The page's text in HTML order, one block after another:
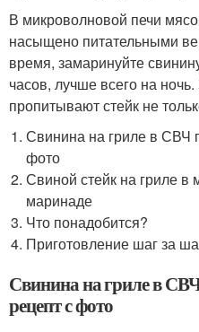
В микроволновой печи
насыщено питательными
время, замаринуйте
часов, лучше всего на
пропитывают стейк не
Свинина на гриле в СВЧ
фото
Свиной стейк на гриле в
маринаде
Что понадобится?
Приготовление шаг за
Свинина на гриле в
рецепт с фото